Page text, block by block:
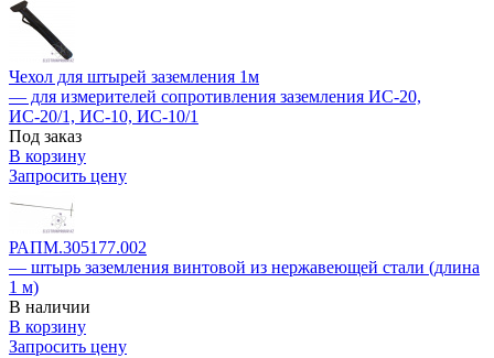
Чехол для штырей заземления 1м
— для измерителей сопротивления заземления ИС-20,
ИС-20/1, ИС-10, ИС-10/1
Под заказ
В корзину
Запросить цену
РАПМ.305177.002
— штырь заземления винтовой из нержавеющей стали (длина
1 м)
В наличии
В корзину
Запросить цену